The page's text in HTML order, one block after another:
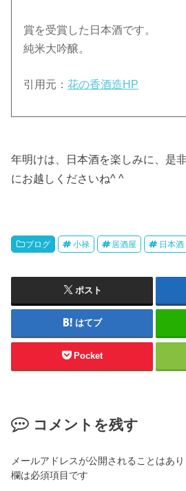
賞を受賞した日本酒です。
純米大吟醸。
引用元：花の香酒造HP
年明けは、日本酒を楽しみに、是
にお越しくださいね^ ^
ブログ 小禄 居酒屋 日本酒
ポスト
はてブ
Pocket
コメントを残す
メールアドレスが公開されることはあり
欄は必須項目です